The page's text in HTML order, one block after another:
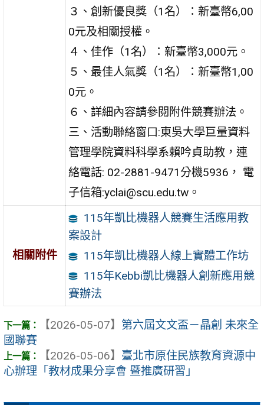
３、創新優良獎（1名）：新臺幣6,00
0元及相關授權。
４、佳作（1名）：新臺幣3,000元。
５、最佳人氣獎（1名）：新臺幣1,00
0元。
６、詳細內容請參閱附件競賽辦法。
三、活動聯絡窗口:東吳大學巨量資料
管理學院資料科學系賴吟貞助教，連
絡電話: 02-2881-9471分機5936， 電
子信箱:yclai@scu.edu.tw。
相關附件
115年凱比機器人競賽生活應用教
案設計
115年凱比機器人線上實體工作坊
115年Kebbi凱比機器人創新應用競
賽辦法
【2026-05-07】 第六屆文文盃－晶創 未來全
國聯賽
【2026-05-06】 臺北市原住民族教育資源中
心辦理「教材成果分享會 暨推廣研習」